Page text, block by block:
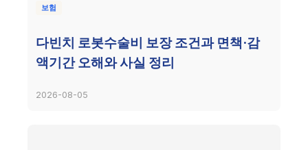
보험
다빈치 로봇수술비 보장 조건과 면책·감
액기간 오해와 사실 정리
2026-08-05